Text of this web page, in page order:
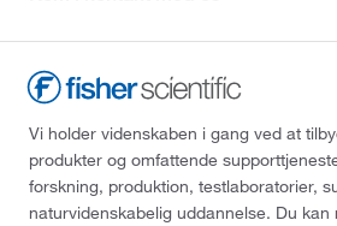
Vi holder videnskaben i gang ved at
produkter og omfattende
forskning, produktion, testlaboratorier,
naturvidenskabelig uddannelse. Du